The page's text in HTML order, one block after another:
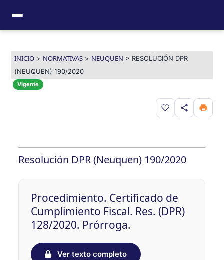
contenido
INICIO> NORMATIVAS> NEUQUEN > RESOLUCIÓN DPR
(NEUQUEN) 190/2020
Vigente
Guardar en
Resolución DPR (Neuquen) 190/2020
Procedimiento. Certificado de
Cumplimiento Fiscal. Res. (DPR)
128/2020. Prórroga.
Ver texto completo